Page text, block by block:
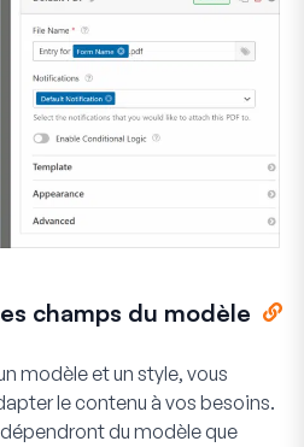
champs du modèle
modèle et un style, vous
le contenu à vos besoins.
du modèle que